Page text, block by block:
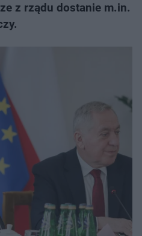
z rządu dostanie m.in.